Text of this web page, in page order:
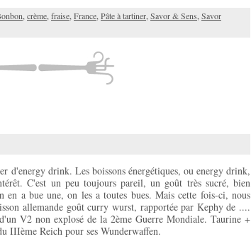
crème fraise France Pâte à tartiner Savor & Sens Savor
d'energy drink. Les boissons énergétiques, ou energy drink,
C'est un peu toujours pareil, un goût très sucré, bien
a bue une, on les a toutes bues. Mais cette fois-ci, nous
allemande goût curry wurst, rapportée par Kephy de ....
V2 non explosé de la 2ème Guerre Mondiale. Taurine +
IIIème Reich pour ses Wunderwaffen.